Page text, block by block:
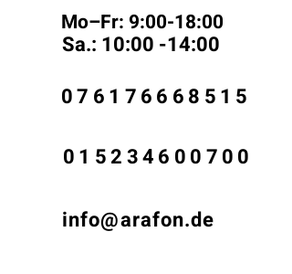
Mo–Fr: 9:00-18:00 ​
Sa.: 10:00 -14:00
076176668515
015234600700
info@arafon.de